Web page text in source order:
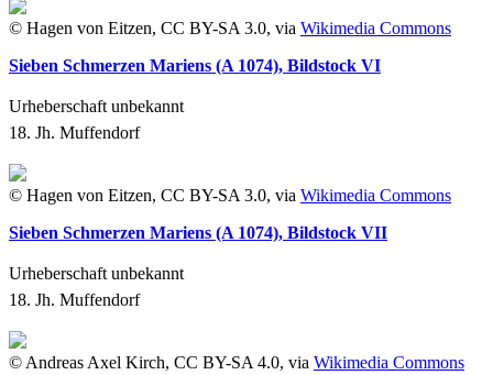
© Hagen von Eitzen, CC BY-SA 3.0, via Wikimedia Commons
Sieben Schmerzen Mariens (A 1074), Bildstock VI
Urheberschaft unbekannt
18. Jh. Muffendorf
© Hagen von Eitzen, CC BY-SA 3.0, via Wikimedia Commons
Sieben Schmerzen Mariens (A 1074), Bildstock VII
Urheberschaft unbekannt
18. Jh. Muffendorf
© Andreas Axel Kirch, CC BY-SA 4.0, via Wikimedia Commons